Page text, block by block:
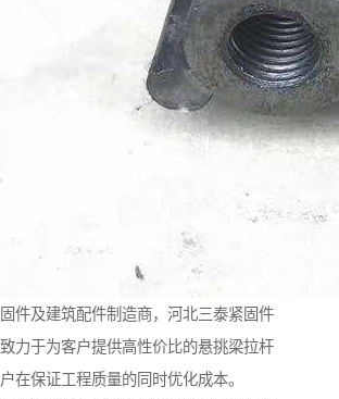
件及建筑配件制造商，河北三泰紧固件
力于为客户提供高性价比的悬挑梁拉杆
在保证工程质量的同时优化成本。